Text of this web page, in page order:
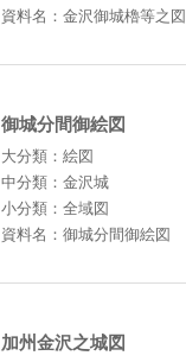
資料名：金沢御城櫓等之図
御城分間御絵図
大分類：絵図
中分類：金沢城
小分類：全域図
資料名：御城分間御絵図
加州金沢之城図